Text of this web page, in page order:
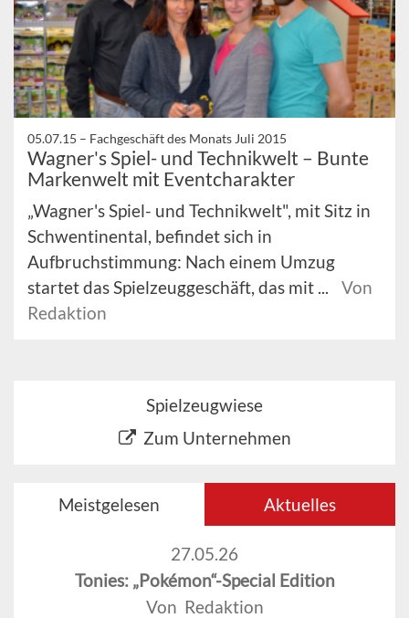
05.07.15 – Fachgeschäft des Monats Juli 2015
Wagner's Spiel- und Technikwelt – Bunte
Markenwelt mit Eventcharakter
„Wagner's Spiel- und Technikwelt", mit Sitz in
Schwentinental, befindet sich in
Aufbruchstimmung: Nach einem Umzug
startet das Spielzeuggeschäft, das mit ...
Von
Redaktion
Spielzeugwiese
Zum Unternehmen
Meistgelesen Aktuelles
27.05.26
Tonies: „Pokémon“-Special Edition
Von Redaktion